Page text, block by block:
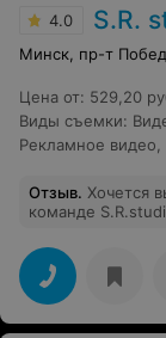
4.0 S.R.
Минск, пр-т
Цена от: 529,20
Виды съемки:
Рекламное видео,
Отзыв. Хочется
команде
Молодечно.
продумано до
большое за